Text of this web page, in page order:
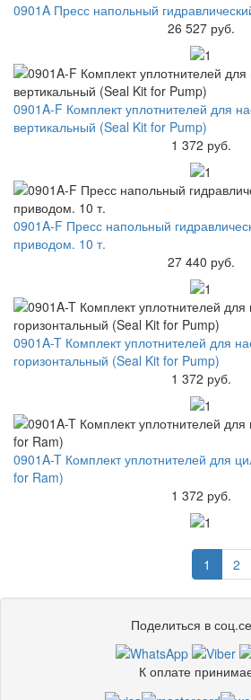
0901A Пресс напольный
26 527 руб.
0901A-F Комплект уплотнителей для
вертикальный (Seal Kit for Pump)
1 372 руб.
0901A-F Пресс напольный
приводом. 10 т.
27 440 руб.
0901A-T Комплект уплотнителей для
горизонтальный (Seal Kit for Pump)
1 372 руб.
0901A-T Комплект уплотнителей для
for Ram)
1 372 руб.
1 2
Поделиться в
К оплате